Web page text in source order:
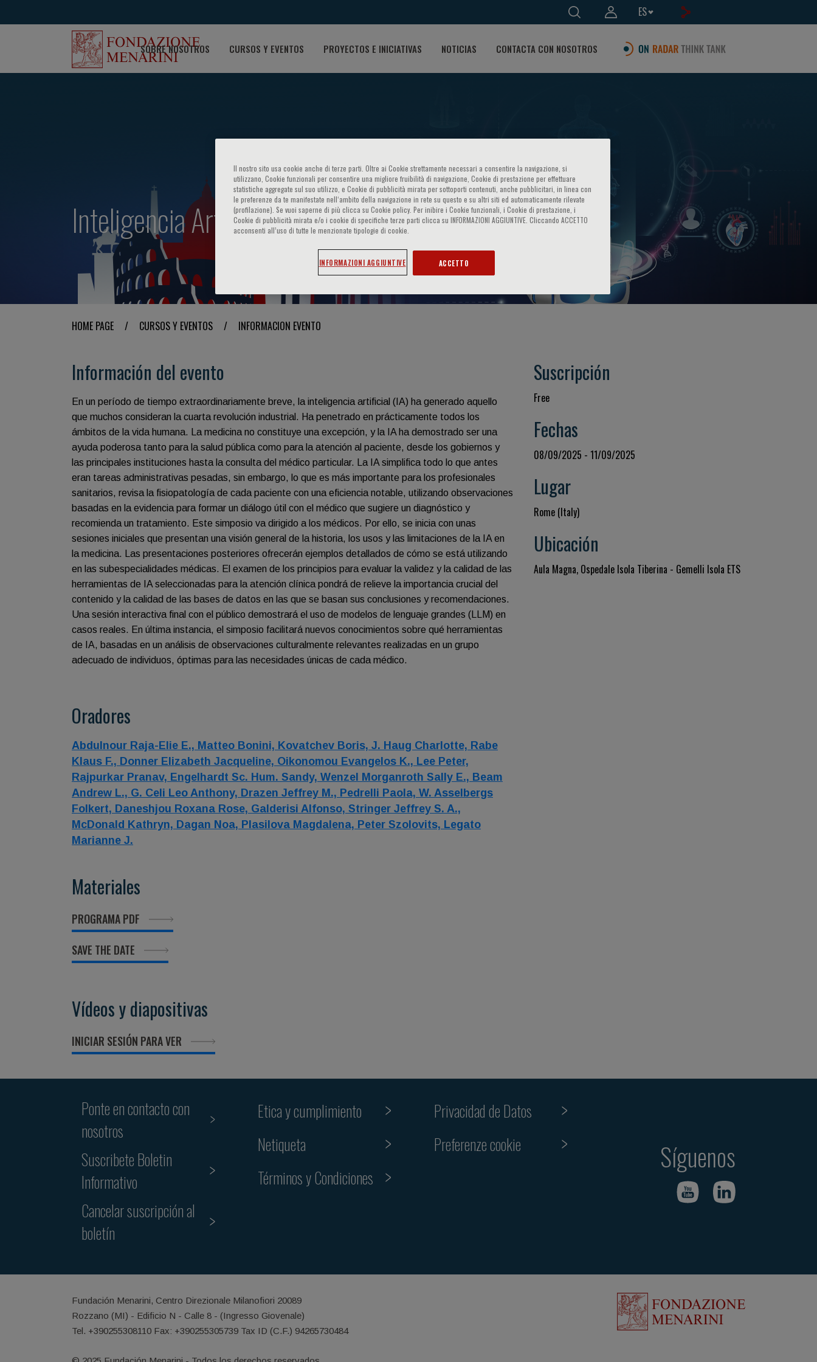
ES
SOBRE NOSOTROS CURSOS Y EVENTOS PROYECTOS E INICIATIVAS NOTICIAS CONTACTA CON NOSOTROS
Inteligencia Artificial en la Medicina
HOME PAGE / CURSOS Y EVENTOS / INFORMACION EVENTO
Información del evento
En un período de tiempo extraordinariamente breve, la inteligencia artificial (IA) ha generado aquello
que muchos consideran la cuarta revolución industrial. Ha penetrado en prácticamente todos los
ámbitos de la vida humana. La medicina no constituye una excepción, y la IA ha demostrado ser una
ayuda poderosa tanto para la salud pública como para la atención al paciente, desde los gobiernos y
las principales instituciones hasta la consulta del médico particular. La IA simplifica todo lo que antes
eran tareas administrativas pesadas, sin embargo, lo que es más importante para los profesionales
sanitarios, revisa la fisiopatología de cada paciente con una eficiencia notable, utilizando observaciones
basadas en la evidencia para formar un diálogo útil con el médico que sugiere un diagnóstico y
recomienda un tratamiento. Este simposio va dirigido a los médicos. Por ello, se inicia con unas
sesiones iniciales que presentan una visión general de la historia, los usos y las limitaciones de la IA en
la medicina. Las presentaciones posteriores ofrecerán ejemplos detallados de cómo se está utilizando
en las subespecialidades médicas. El examen de los principios para evaluar la validez y la calidad de las
herramientas de IA seleccionadas para la atención clínica pondrá de relieve la importancia crucial del
contenido y la calidad de las bases de datos en las que se basan sus conclusiones y recomendaciones.
Una sesión interactiva final con el público demostrará el uso de modelos de lenguaje grandes (LLM) en
casos reales. En última instancia, el simposio facilitará nuevos conocimientos sobre qué herramientas
de IA, basadas en un análisis de observaciones culturalmente relevantes realizadas en un grupo
adecuado de individuos, óptimas para las necesidades únicas de cada médico.
Oradores
Abdulnour Raja-Elie E., Matteo Bonini, Kovatchev Boris, J. Haug Charlotte, Rabe
Klaus F., Donner Elizabeth Jacqueline, Oikonomou Evangelos K., Lee Peter,
Rajpurkar Pranav, Engelhardt Sc. Hum. Sandy, Wenzel Morganroth Sally E., Beam
Andrew L., G. Celi Leo Anthony, Drazen Jeffrey M., Pedrelli Paola, W. Asselbergs
Folkert, Daneshjou Roxana Rose, Galderisi Alfonso, Stringer Jeffrey S. A.,
McDonald Kathryn, Dagan Noa, Plasilova Magdalena, Peter Szolovits, Legato
Marianne J.
Materiales
PROGRAMA PDF
SAVE THE DATE
Vídeos y diapositivas
INICIAR SESIÓN PARA VER
Suscripción
Free
Fechas
08/09/2025 - 11/09/2025
Lugar
Rome (Italy)
Ubicación
Aula Magna, Ospedale Isola Tiberina - Gemelli Isola ETS
Ponte en contacto con
nosotros
Suscribete Boletin
Informativo
Cancelar suscripción al
boletín
Etica y cumplimiento
Netiqueta
Términos y Condiciones
Privacidad de Datos
Preferenze cookie
Síguenos
Fundación Menarini, Centro Direzionale Milanofiori 20089
Rozzano (MI) - Edificio N - Calle 8 - (Ingresso Giovenale)
Tel. +390255308110 Fax: +390255305739 Tax ID (C.F.) 94265730484
Il nostro sito usa cookie anche di terze parti. Oltre ai Cookie strettamente necessari a consentire la navigazione, si
utilizzano, Cookie funzionali per consentire una migliore fruibilità di navigazione, Cookie di prestazione per effettuare
statistiche aggregate sul suo utilizzo, e Cookie di pubblicità mirata per sottoporti contenuti, anche pubblicitari, in linea con
le preferenze da te manifestate nell‘ambito della navigazione in rete su questo e su altri siti ed automaticamente rilevate
(profilazione). Se vuoi saperne di più clicca su Cookie policy. Per inibire i Cookie funzionali, i Cookie di prestazione, i
Cookie di pubblicità mirata e/o i cookie di specifiche terze parti clicca su INFORMAZIONI AGGIUNTIVE. Cliccando ACCETTO
acconsenti all’uso di tutte le menzionate tipologie di cookie.
INFORMAZIONI AGGIUNTIVE ACCETTO